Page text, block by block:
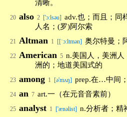
清晰。
20 also 2 ['ɔ:lsəu] adv.也；而且；同
人名；(罗)阿尔索
21 Altman 1 [[ˈɔ:ltmən] 奥尔特曼；
22 American 5 n.美国人，美洲人
洲的；地道美国式的
23 among 1 [ə'mʌŋ] prep.在…中间
24 an 7 art.一（在元音音素前）
25 analyst 1 ['ænəlist] n.分析者；精